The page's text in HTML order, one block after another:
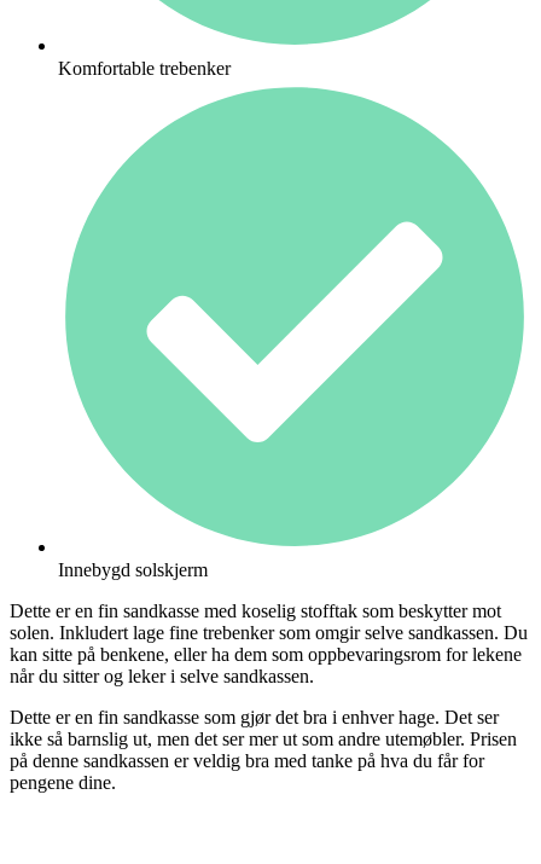
Komfortable trebenker
Innebygd solskjerm
Dette er en fin sandkasse med koselig stofftak som beskytter mot
solen. Inkludert lage fine trebenker som omgir selve sandkassen. Du
kan sitte på benkene, eller ha dem som oppbevaringsrom for lekene
når du sitter og leker i selve sandkassen.
Dette er en fin sandkasse som gjør det bra i enhver hage. Det ser
ikke så barnslig ut, men det ser mer ut som andre utemøbler. Prisen
på denne sandkassen er veldig bra med tanke på hva du får for
pengene dine.